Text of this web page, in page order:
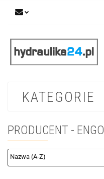
KATEGORIE
PRODUCENT - ENGO